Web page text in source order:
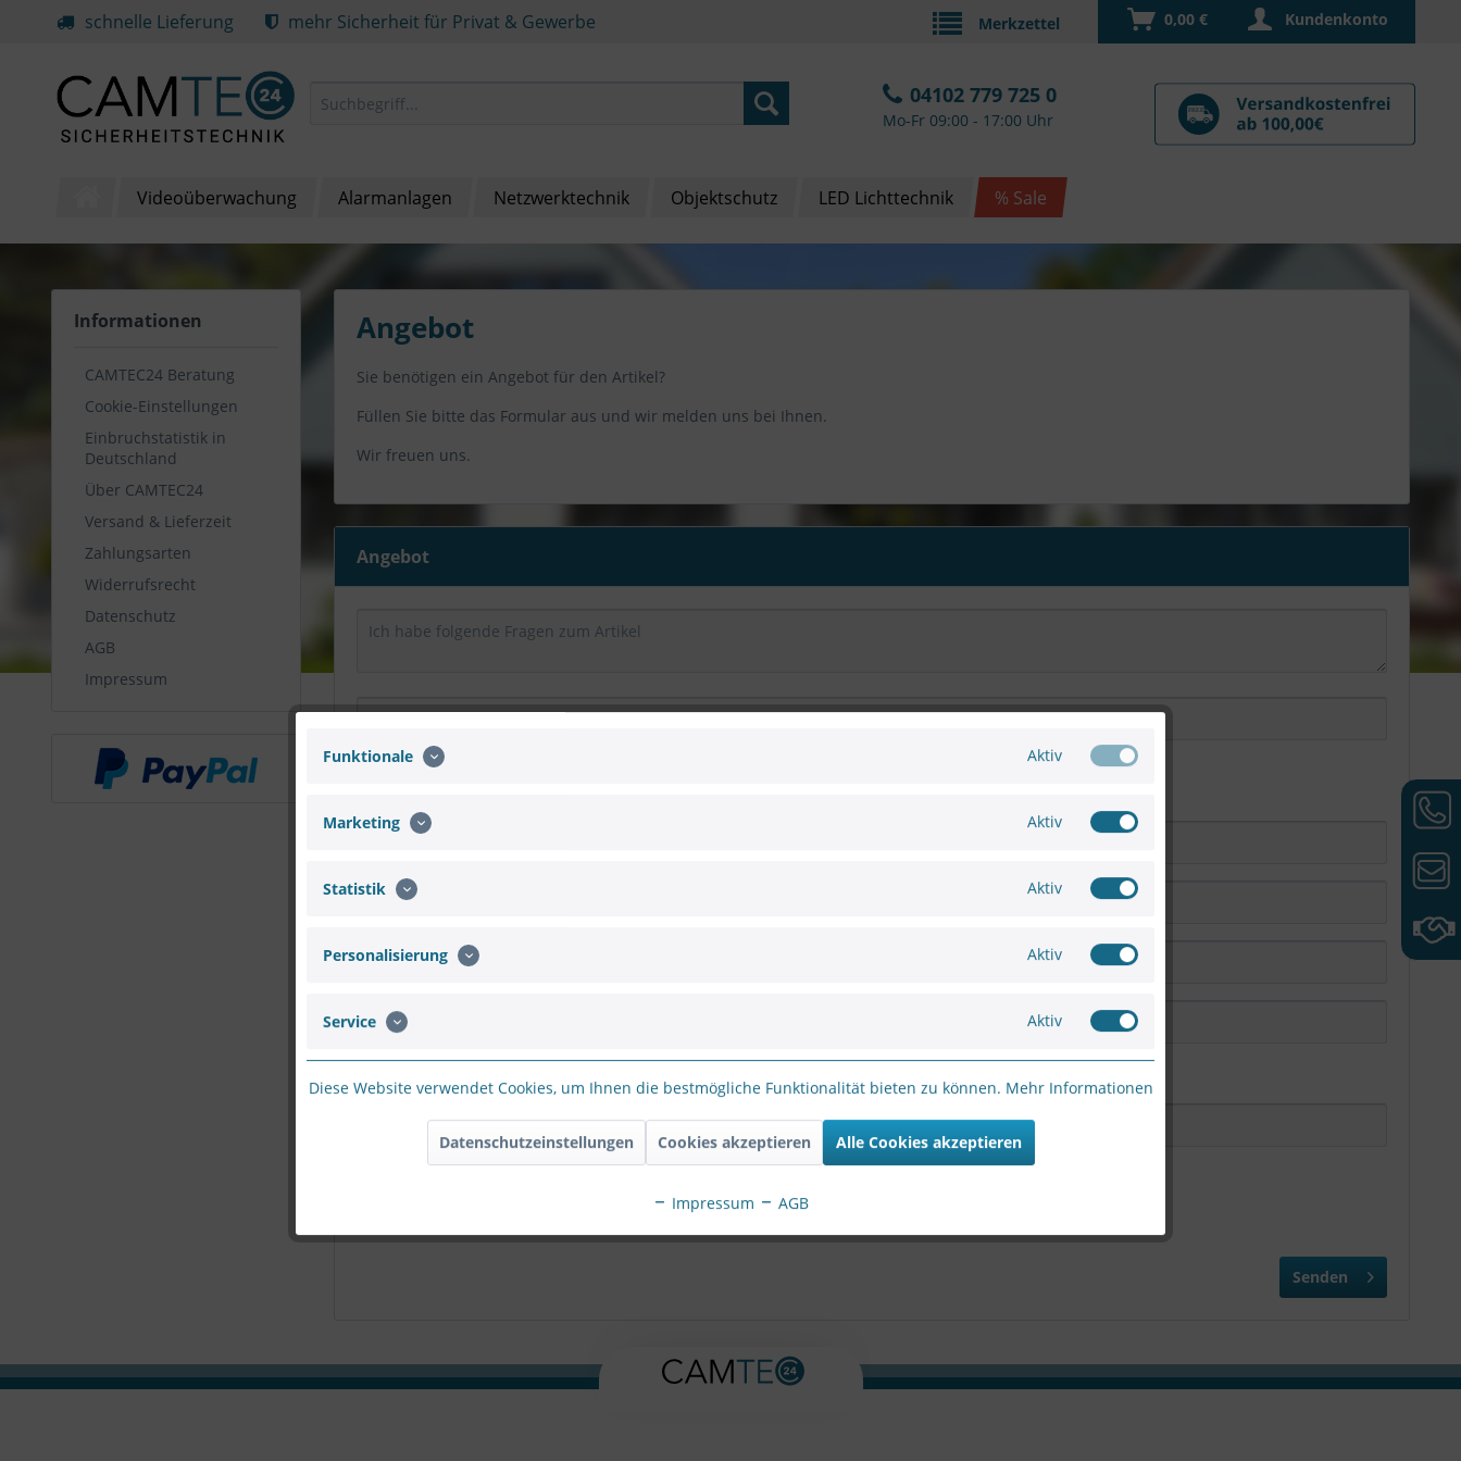
schnelle Lieferung mehr Sicherheit für Privat & Gewerbe Kundenkonto
0,00 €
04102 779 725 0
Mo-Fr 09:00 - 17:00 Uhr
Videoüberwachung Alarmanlagen Netzwerktechnik Objektschutz LED Lichttechnik % Sale
Informationen
CAMTEC24 Beratung
Cookie-Einstellungen
Einbruchstatistik in
Deutschland
Über CAMTEC24
Versand & Lieferzeit
Zahlungsarten
Widerrufsrecht
Datenschutz
AGB
Impressum
Angebot
Sie benötigen ein Angebot für den Artikel?
Füllen Sie bitte das Formular aus und wir melden uns bei Ihnen.
Wir freuen uns.
Angebot
zur Kenntnis genommen.
Senden
Funktionale Aktiv
Marketing Aktiv
Statistik Aktiv
Personalisierung Aktiv
Service Aktiv
Diese Website verwendet Cookies, um Ihnen die bestmögliche Funktionalität bieten zu können. Mehr Informationen
Datenschutzeinstellungen Cookies akzeptieren Alle Cookies akzeptieren
Impressum AGB